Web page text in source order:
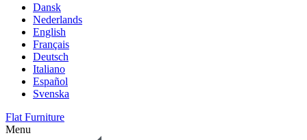
Dansk
Nederlands
English
Français
Deutsch
Italiano
Español
Svenska
Flat Furniture
Menu